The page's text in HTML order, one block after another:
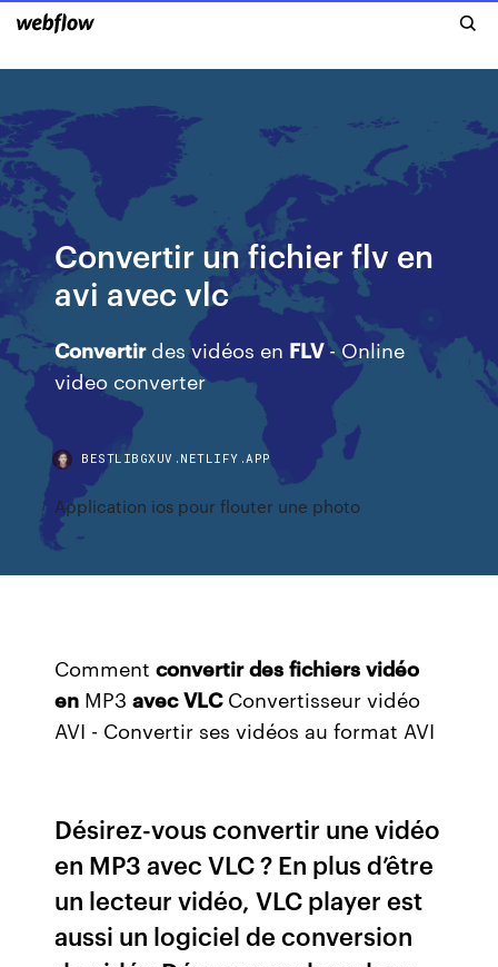
Convertir un fichier flv en
avi avec vlc
Convertirdes vidéos en FLV- Online
video converter
BESTLIBGXUV.NETLIFY.APP
Application ios pour flouter une photo
Commentconvertir des fichiers vidéo
en MP3avec VLCConvertisseur vidéo
AVI - Convertir ses vidéos au format AVI
Désirez-vous convertir une vidéo
en MP3 avec VLC ? En plus d’être
un lecteur vidéo, VLC player est
aussi un logiciel de conversion